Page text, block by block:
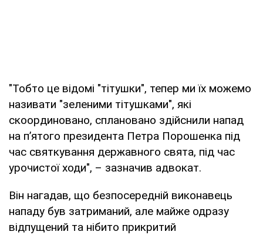
"Тобто це відомі "тітушки", тепер ми їх можемо
називати "зеленими тітушками", які
скоординовано, сплановано здійснили напад
на п’ятого президента Петра Порошенка під
час святкування державного свята, під час
урочистої ходи", – зазначив адвокат.
Він нагадав, що безпосередній виконавець
нападу був затриманий, але майже одразу
відпущений та нібито прикритий